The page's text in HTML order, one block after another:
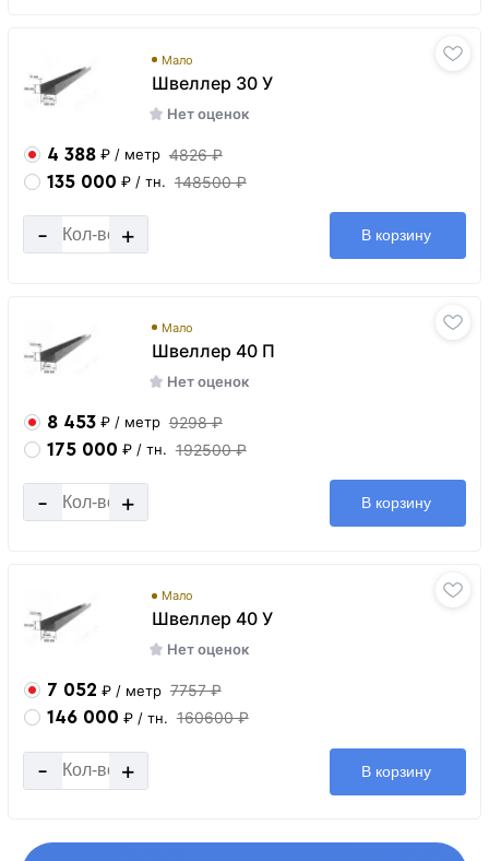
Мало
Швеллер 30 У
Нет оценок
4 388 ₽ / метр 4826 ₽
135 000 ₽ / тн. 148500 ₽
- + В корзину
Мало
Швеллер 40 П
Нет оценок
8 453 ₽ / метр 9298 ₽
175 000 ₽ / тн. 192500 ₽
- + В корзину
Мало
Швеллер 40 У
Нет оценок
7 052 ₽ / метр 7757 ₽
146 000 ₽ / тн. 160600 ₽
- + В корзину